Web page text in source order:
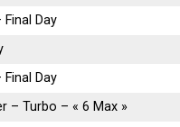
Day
Day
– Turbo – « 6 Max »